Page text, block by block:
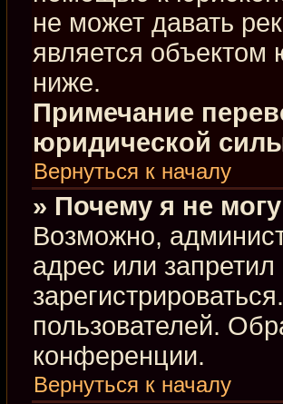
не может давать
является объектом
ниже.
Примечание
юридической
Вернуться к началу
» Почему я не
Возможно,
адрес или
пользователей.
конференции.
Вернуться к началу